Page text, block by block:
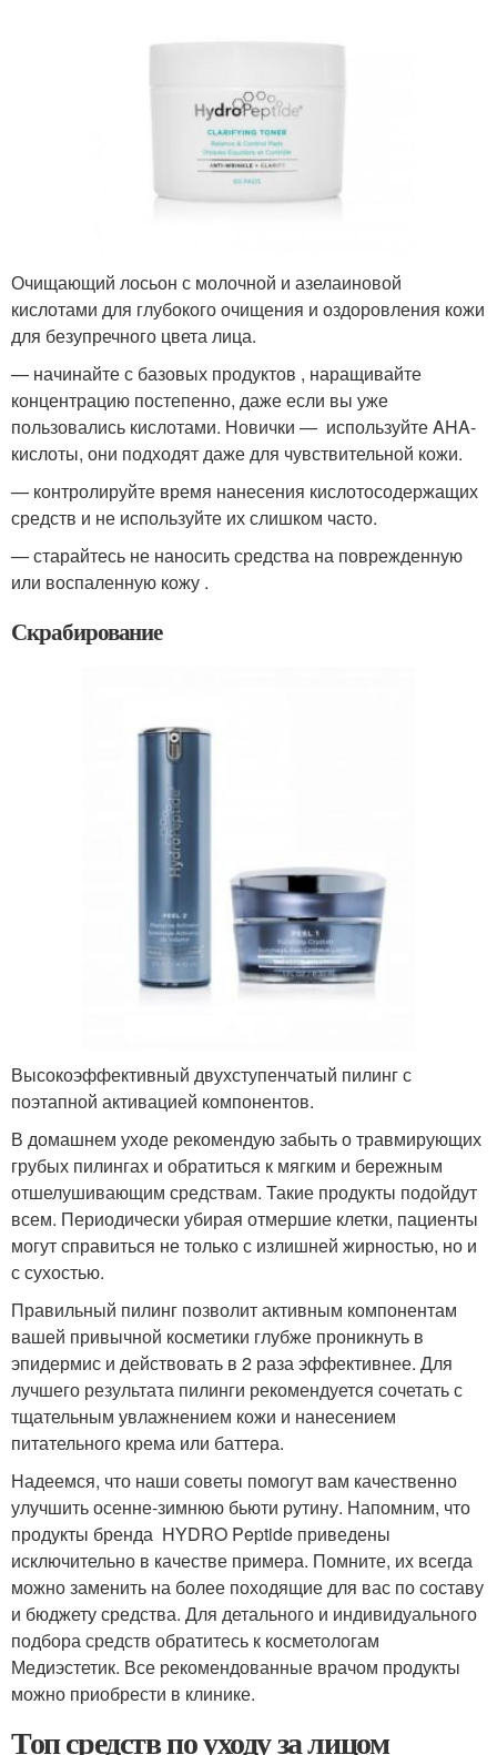
Очищающий лосьон с молочной и азелаиновой
кислотами для глубокого очищения и оздоровления кожи
для безупречного цвета лица.
— начинайте с базовых продуктов , наращивайте
концентрацию постепенно, даже если вы уже
пользовались кислотами. Новички — используйте AHA-
кислоты, они подходят даже для чувствительной кожи.
— контролируйте время нанесения кислотосодержащих
средств и не используйте их слишком часто.
— старайтесь не наносить средства на поврежденную
или воспаленную кожу .
Скрабирование
Высокоэффективный двухступенчатый пилинг с
поэтапной активацией компонентов.
В домашнем уходе рекомендую забыть о травмирующих
грубых пилингах и обратиться к мягким и бережным
отшелушивающим средствам. Такие продукты подойдут
всем. Периодически убирая отмершие клетки, пациенты
могут справиться не только с излишней жирностью, но и
с сухостью.
Правильный пилинг позволит активным компонентам
вашей привычной косметики глубже проникнуть в
эпидермис и действовать в 2 раза эффективнее. Для
лучшего результата пилинги рекомендуется сочетать с
тщательным увлажнением кожи и нанесением
питательного крема или баттера.
Надеемся, что наши советы помогут вам качественно
улучшить осенне-зимнюю бьюти рутину. Напомним, что
продукты бренда HYDRO Peptide приведены
исключительно в качестве примера. Помните, их всегда
можно заменить на более походящие для вас по составу
и бюджету средства. Для детального и индивидуального
подбора средств обратитесь к косметологам
Медиэстетик. Все рекомендованные врачом продукты
можно приобрести в клинике.
Топ средств по уходу за лицом